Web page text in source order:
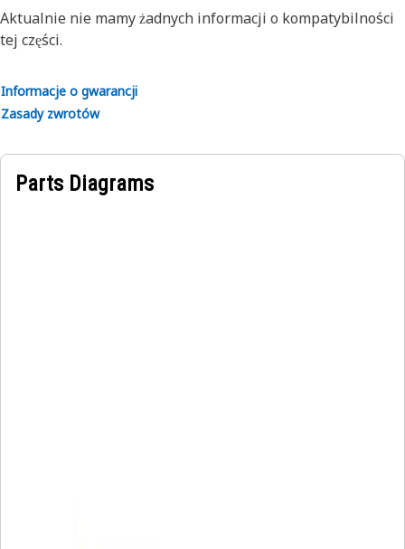
Aktualnie nie mamy żadnych informacji o kompatybilności
tej części.
Informacje o gwarancji
Zasady zwrotów
Parts Diagrams